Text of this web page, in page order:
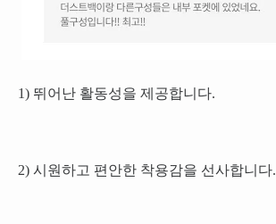
1) 뛰어난 활동성을 제공합니다.
2) 시원하고 편안한 착용감을 선사합니다.